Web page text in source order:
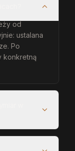
od
ustalana
Po
konkretną